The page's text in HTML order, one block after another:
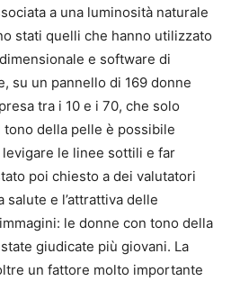
a una luminosità naturale
stati quelli che hanno utilizzato
e software di
su un pannello di 169 donne
tra i 10 e i 70, che solo
della pelle è possibile
le linee sottili e far
poi chiesto a dei valutatori
salute e l’attrattiva delle
le donne con tono della
giudicate più giovani. La
un fattore molto importante